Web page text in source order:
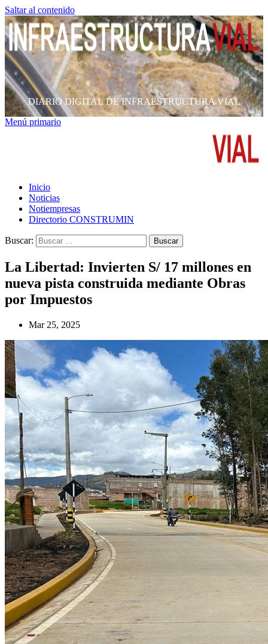
Saltar al contenido
DIARIO DIGITAL DE INFRAESTRUCTURA VIAL
Menú primario
Inicio
Noticias
Notiempresas
Directorio CONSTRUMIN
Buscar:
La Libertad: Invierten S/ 17 millones en
nueva pista construida mediante Obras
por Impuestos
Mar 25, 2025